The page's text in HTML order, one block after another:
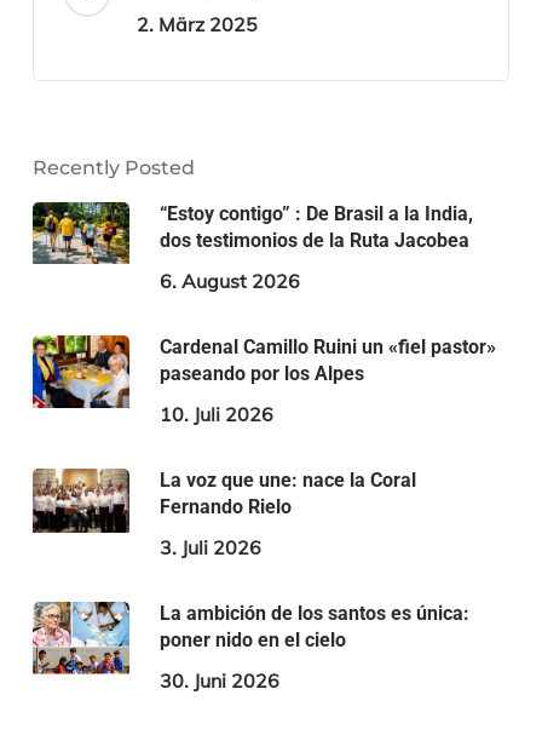
2. März 2025
Recently Posted
“Estoy contigo” : De Brasil a la India,
dos testimonios de la Ruta Jacobea
6. August 2026
Cardenal Camillo Ruini un «fiel pastor»
paseando por los Alpes
10. Juli 2026
La voz que une: nace la Coral
Fernando Rielo
3. Juli 2026
La ambición de los santos es única:
poner nido en el cielo
30. Juni 2026